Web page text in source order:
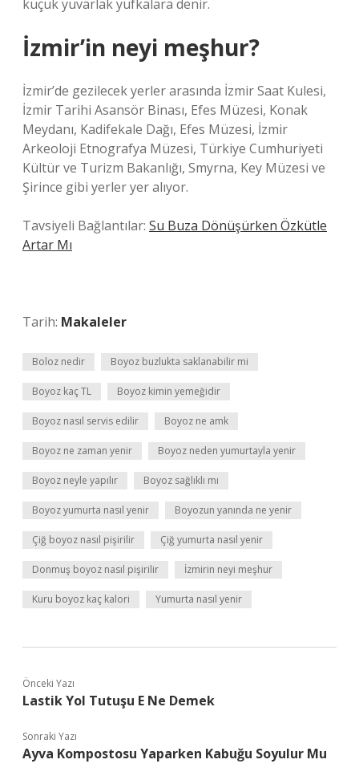
küçük yuvarlak yufkalara denir.
İzmir’in neyi meşhur?
İzmir’de gezilecek yerler arasında İzmir Saat Kulesi,
İzmir Tarihi Asansör Binası, Efes Müzesi, Konak
Meydanı, Kadifekale Dağı, Efes Müzesi, İzmir
Arkeoloji Etnografya Müzesi, Türkiye Cumhuriyeti
Kültür ve Turizm Bakanlığı, Smyrna, Key Müzesi ve
Şirince gibi yerler yer alıyor.
Tavsiyeli Bağlantılar: Su Buza Dönüşürken Özkütle
Artar Mı
Tarih: Makaleler
Boloz nedir Boyoz buzlukta saklanabilir mi
Boyoz kaç TL Boyoz kimin yemeğidir
Boyoz nasıl servis edilir Boyoz ne amk
Boyoz ne zaman yenir Boyoz neden yumurtayla yenir
Boyoz neyle yapılır Boyoz sağlıklı mı
Boyoz yumurta nasıl yenir Boyozun yanında ne yenir
Çiğ boyoz nasıl pişirilir Çiğ yumurta nasıl yenir
Donmuş boyoz nasıl pişirilir İzmirin neyi meşhur
Kuru boyoz kaç kalori Yumurta nasıl yenir
Önceki Yazı
Lastik Yol Tutuşu E Ne Demek
Sonraki Yazı
Ayva Kompostosu Yaparken Kabuğu Soyulur Mu